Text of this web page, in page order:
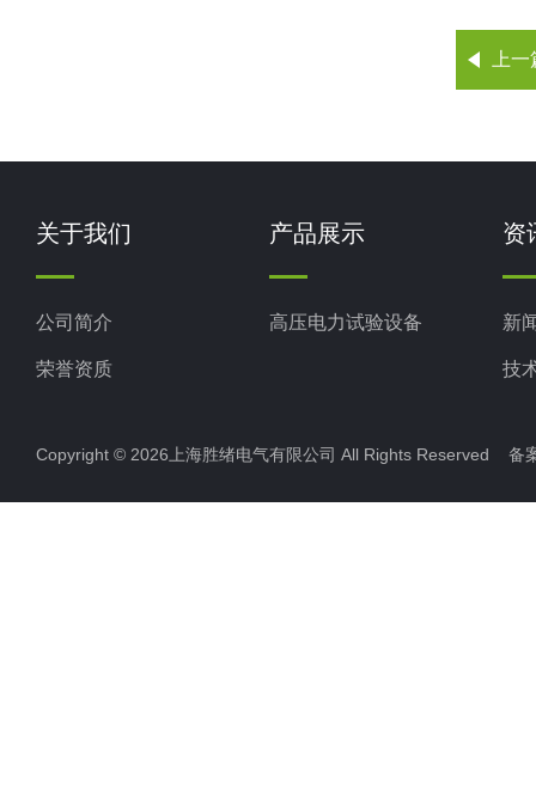
上
关于我们
公司简介
荣誉资质
产品展示
高压电力试验设备
资
新
技
Copyright © 2026上海胜绪电气有限公司 All Rights Reserved 备